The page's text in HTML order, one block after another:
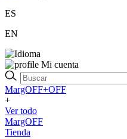
ES
EN
Mi cuenta
MargOFF+OFF
+
Ver todo
MargOFF
Tienda